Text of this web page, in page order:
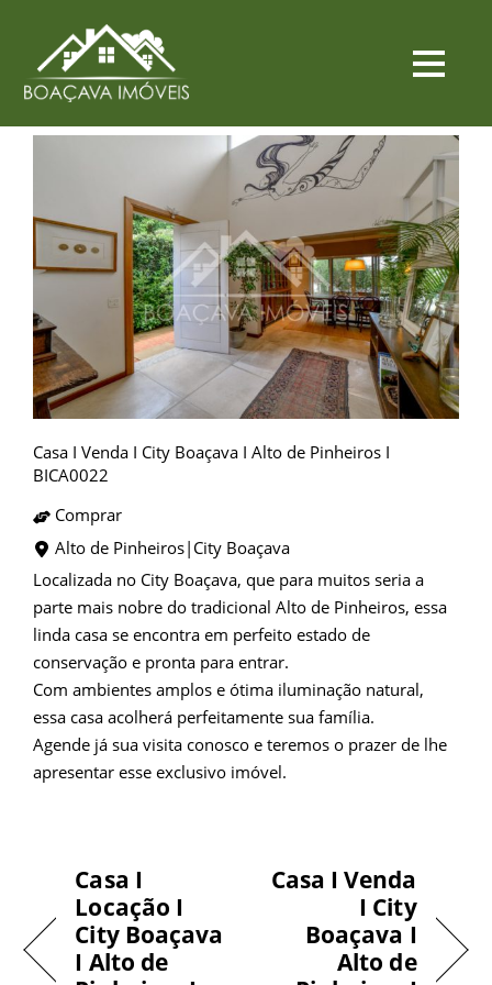
Casa I Venda I City Boaçava I Alto de Pinheiros I
BICA0022
Comprar
Alto de Pinheiros|City Boaçava
Localizada no City Boaçava, que para muitos seria a
parte mais nobre do tradicional Alto de Pinheiros, essa
linda casa se encontra em perfeito estado de
conservação e pronta para entrar.
Com ambientes amplos e ótima iluminação natural,
essa casa acolherá perfeitamente sua família.
Agende já sua visita conosco e teremos o prazer de lhe
apresentar esse exclusivo imóvel.
Casa I
Locação I
City Boaçava
I Alto de
Casa I Venda
I City
Boaçava I
Alto de